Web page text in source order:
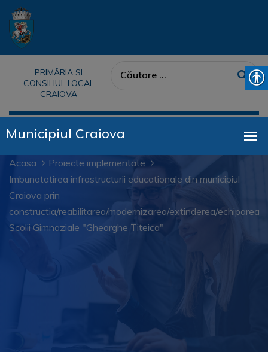
PRIMĂRIA SI
CONSILIUL LOCAL
CRAIOVA
Acasa
Proiecte implementate
Imbunatatirea infrastructurii educationale din municipiul
Craiova prin
constructia/reabilitarea/modernizarea/extinderea/echiparea
Scolii Gimnaziale "Gheorghe Titeica"